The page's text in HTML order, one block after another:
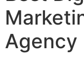
We are committed
exceptional service
Discover More